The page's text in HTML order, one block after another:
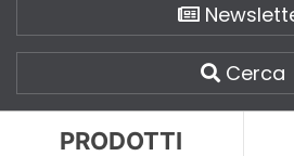
Cerca
PRODOTTI